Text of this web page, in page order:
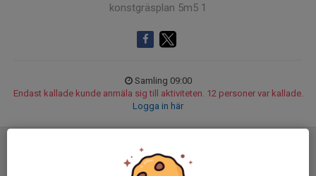
konstgräsplan 5m5 1
Samling 09:00
Endast kallade kunde anmäla sig till aktiviteten. 12 personer var kallade.
Logga in här